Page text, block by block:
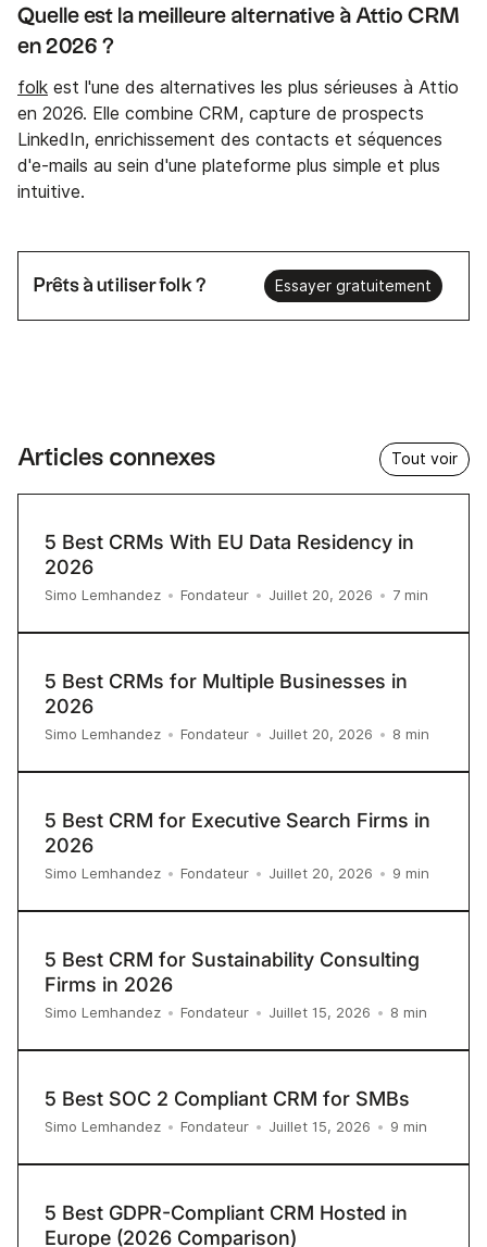
Quelle est la meilleure alternative à Attio CRM
en 2026 ?
folk est l'une des alternatives les plus sérieuses à Attio
en 2026. Elle combine CRM, capture de prospects
LinkedIn, enrichissement des contacts et séquences
d'e-mails au sein d'une plateforme plus simple et plus
intuitive.
Prêts à utiliser folk ? Essayer gratuitement
Articles connexes Tout voir
5 Best CRMs With EU Data Residency in
2026
Simo Lemhandez • Fondateur • Juillet 20, 2026 • 7 min
5 Best CRMs for Multiple Businesses in
2026
Simo Lemhandez • Fondateur • Juillet 20, 2026 • 8 min
5 Best CRM for Executive Search Firms in
2026
Simo Lemhandez • Fondateur • Juillet 20, 2026 • 9 min
5 Best CRM for Sustainability Consulting
Firms in 2026
Simo Lemhandez • Fondateur • Juillet 15, 2026 • 8 min
5 Best SOC 2 Compliant CRM for SMBs
Simo Lemhandez • Fondateur • Juillet 15, 2026 • 9 min
5 Best GDPR-Compliant CRM Hosted in
Europe (2026 Comparison)